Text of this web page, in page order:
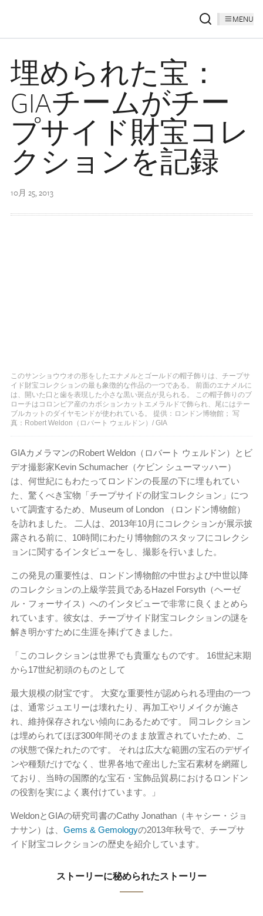
MENU
埋められた宝：
GIAチームがチー
プサイド財宝コレ
クションを記録
10月 25, 2013
このサンショウウオの形をしたエナメルとゴールドの帽子飾りは、チープサ
イド財宝コレクションの最も象徴的な作品の一つである。 前面のエナメルに
は、開いた口と歯を表現した小さな黒い斑点が見られる。 この帽子飾りのブ
ローチはコロンビア産のカボションカットエメラルドで飾られ、尾にはテー
ブルカットのダイヤモンドが使われている。 提供：ロンドン博物館； 写
真：Robert Weldon（ロバート ウェルドン）/ GIA
GIAカメラマンのRobert Weldon（ロバート ウェルドン）とビ
デオ撮影家Kevin Schumacher（ケビン シューマッハー）
は、何世紀にもわたってロンドンの長屋の下に埋もれてい
た、驚くべき宝物「チープサイドの財宝コレクション」につ
いて調査するため、Museum of London （ロンドン博物館）
を訪れました。 二人は、2013年10月にコレクションが展示披
露される前に、10時間にわたり博物館のスタッフにコレクシ
ョンに関するインタビューをし、撮影を行いました。
この発見の重要性は、ロンドン博物館の中世および中世以降
のコレクションの上級学芸員であるHazel Forsyth（ヘーゼ
ル・フォーサイス）へのインタビューで非常に良くまとめら
れています。彼女は、チープサイド財宝コレクションの謎を
解き明かすために生涯を捧げてきました。
「このコレクションは世界でも貴重なものです。 16世紀末期
から17世紀初頭のものとして
最大規模の財宝です。 大変な重要性が認められる理由の一つ
は、通常ジュエリーは壊れたり、再加工やリメイクが施さ
れ、維持保存されない傾向にあるためです。 同コレクション
は埋められてほぼ300年間そのまま放置されていたため、こ
の状態で保たれたのです。 それは広大な範囲の宝石のデザイ
ンや種類だけでなく、世界各地で産出した宝石素材を網羅し
ており、当時の国際的な宝石・宝飾品貿易におけるロンドン
の役割を実によく裏付けています。」
WeldonとGIAの研究司書のCathy Jonathan（キャシー・ジョ
ナサン）は、 Gems & Gemologyの2013年秋号で、チープサ
イド財宝コレクションの歴史を紹介しています。
ストーリーに秘められたストーリー